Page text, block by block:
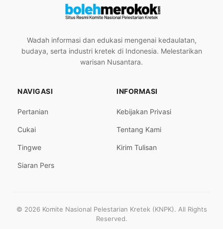
Wadah informasi dan edukasi mengenai kedaulatan,
budaya, serta industri kretek di Indonesia. Melestarikan
warisan Nusantara.
NAVIGASI
Pertanian
Cukai
Tingwe
Siaran Pers
INFORMASI
Kebijakan Privasi
Tentang Kami
Kirim Tulisan
© 2026 Komite Nasional Pelestarian Kretek (KNPK). All Rights
Reserved.